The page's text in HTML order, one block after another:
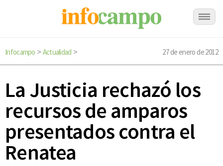
Infocampo > Actualidad > 27 de enero de 2012
La Justicia rechazó los
recursos de amparos
presentados contra el
Renatea